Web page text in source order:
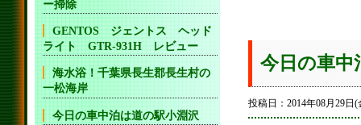
今日の車中
投稿日：2014年08月29
ー掃除
GENTOS ジェントス ヘッド
ライト GTR-931H レビュー
海水浴！千葉県長生郡長生村の
一松海岸
今日の車中泊は道の駅小淵沢